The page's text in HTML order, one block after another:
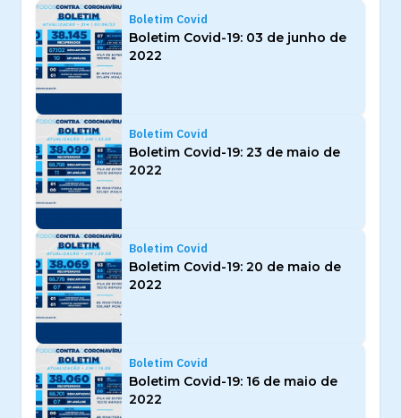
Boletim Covid
Boletim Covid-19: 03 de junho de
2022
Boletim Covid
Boletim Covid-19: 23 de maio de
2022
Boletim Covid
Boletim Covid-19: 20 de maio de
2022
Boletim Covid
Boletim Covid-19: 16 de maio de
2022